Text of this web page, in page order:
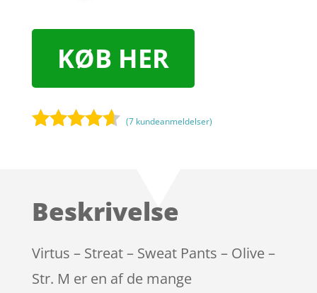
KØB HER
på
mmelser
(7 kundeanmeldelser)
Beskrivelse
Virtus – Streat – Sweat Pants – Olive –
Str. M er en af de mange